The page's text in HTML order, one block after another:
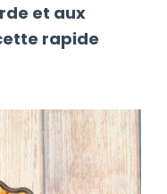
et aux
rapide